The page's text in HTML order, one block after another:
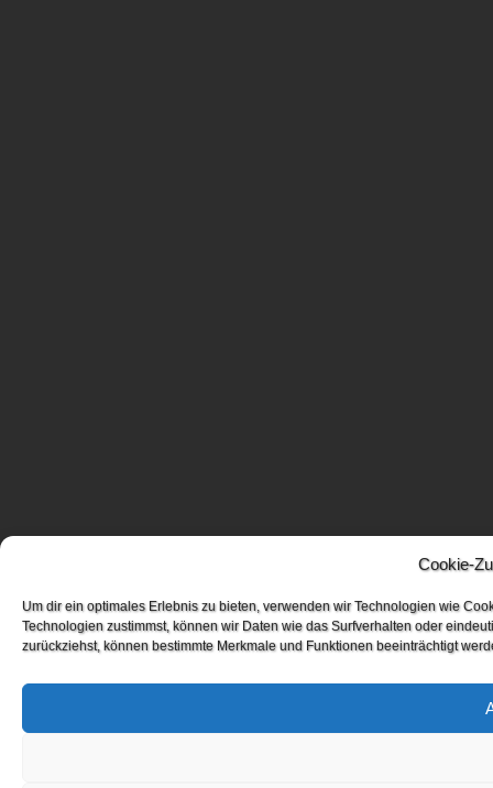
Cookie-
Um dir ein optimales Erlebnis zu bieten, verwenden wir Technologien wie
Technologien zustimmst, können wir Daten wie das Surfverhalten oder
zurückziehst, können bestimmte Merkmale und Funktionen beeinträchtigt